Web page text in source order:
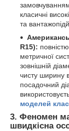
класичні
та
R15):
метричної
зовнішній
чисту ширину
посадочний
моделей
3. Феномен
швидкісна